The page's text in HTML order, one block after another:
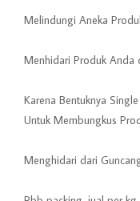
Melindungi Aneka
Menhidari Produk Anda
Karena Bentuknya
Untuk Membungkus
Menghidari dari